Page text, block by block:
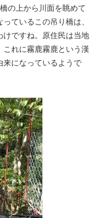
の上から川面を眺めて
ているこの吊り橋は、
けですね。原住民は当地
これに霧鹿霧鹿という漢
来になっているようで